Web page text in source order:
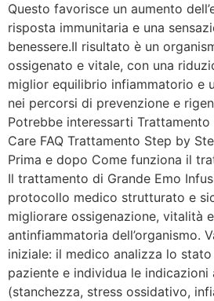
Questo favorisce un aumento
risposta immunitaria e una
benessere.Il risultato è un
ossigenato e vitale, con una
miglior equilibrio infiammatorio e
nei percorsi di prevenzione e
Potrebbe interessarti
Care FAQ Trattamento Step by
Prima e dopo Come funziona il
Il trattamento di Grande Emo
protocollo medico strutturato e
migliorare ossigenazione, vitalità
antinfiammatoria dell’organismo.
iniziale: il medico analizza lo
paziente e individua le
(stanchezza, stress ossidativo,